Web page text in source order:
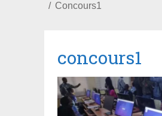
Concours1
concours1